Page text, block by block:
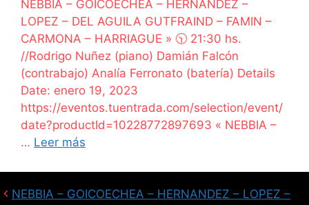
NEBBIA – GOICOECHEA – HERNANDEZ –
LOPEZ – DEL AGUILA GUTFRAIND – FAMIN –
CARMONA – HARRIAGUE » 🕥 21:30 hs.
//Rodrigo Nuñez (piano) Damián Falcón
(contrabajo) Analía Ferronato (batería) Details
Date: enero 19, 2023
https://eventos.tuentrada.com/selection/event/
date?productId=10228772897693 « NEBBIA –
… Leer más
NEBBIA – GOICOECHEA – HERNANDEZ – LOPEZ –